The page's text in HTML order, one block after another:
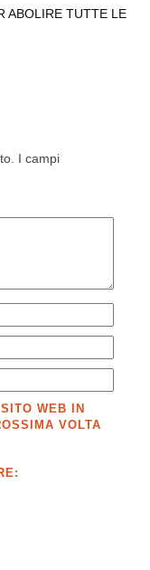
ABOLIRE TUTTE LE
I campi
WEB IN
VOLTA